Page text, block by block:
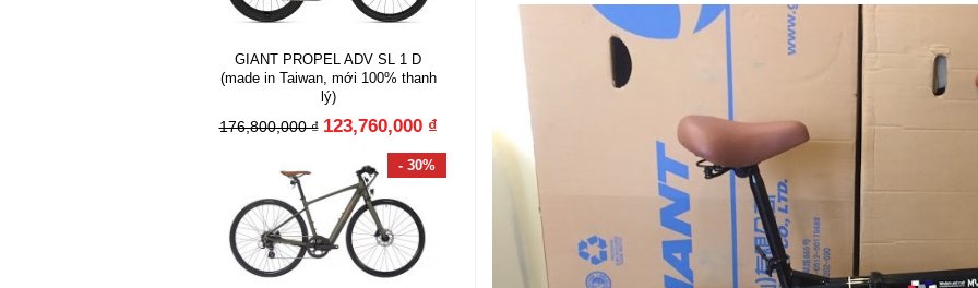
GIANT PROPEL ADV SL 1 D
(made in Taiwan, mới 100% thanh
lý)
176,800,000 ₫ 123,760,000 ₫
- 30%